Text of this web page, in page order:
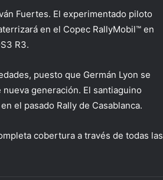
Fuertes. El experimentado piloto
en el Copec RallyMobil™ en
R3.
puesto que Germán Lyon se
generación. El santiaguino
el pasado Rally de Casablanca.
cobertura a través de todas las